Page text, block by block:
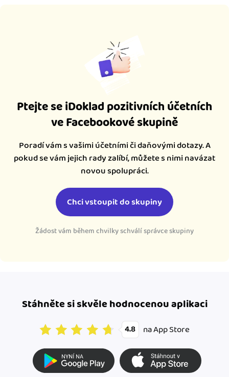
Ptejte se iDoklad pozitivních účetních
ve Facebookové skupině
Poradí vám s vašimi účetními či daňovými dotazy. A
pokud se vám jejich rady zalíbí, můžete s nimi navázat
novou spolupráci.
Chci vstoupit do skupiny
Žádost vám během chvilky schválí správce skupiny
Stáhněte si skvěle hodnocenou aplikaci
4.8 na App Store